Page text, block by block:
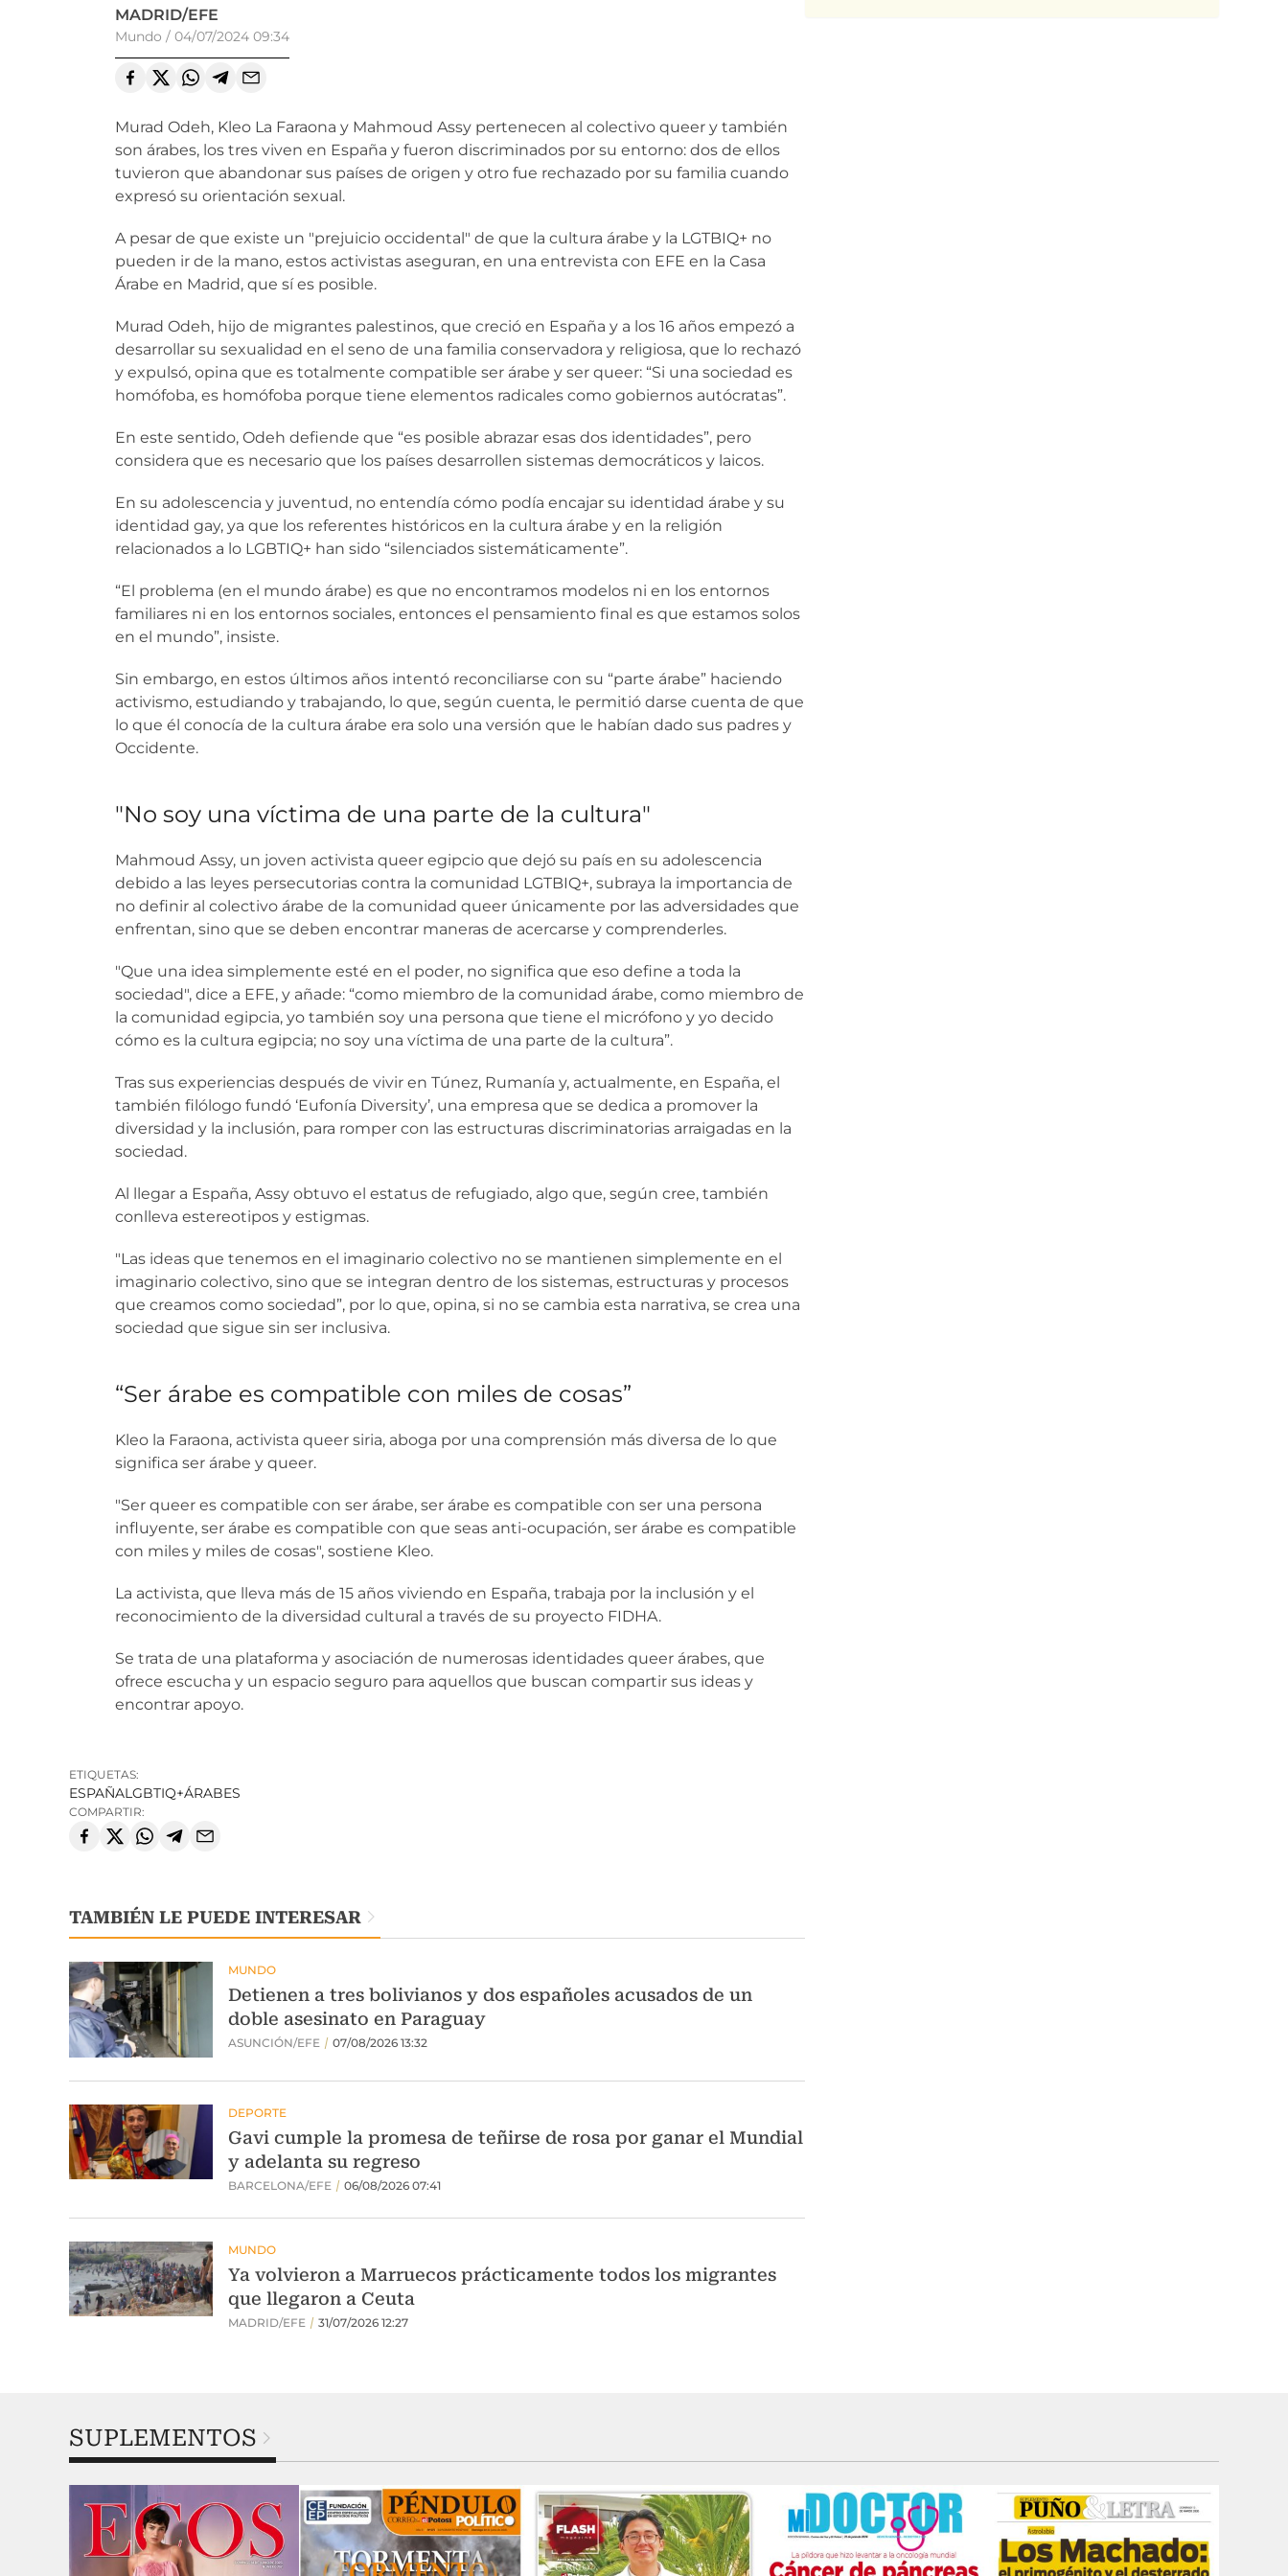
MADRID/EFE
Mundo / 04/07/2024 09:34
Murad Odeh, Kleo La Faraona y Mahmoud Assy pertenecen al colectivo queer y también
son árabes, los tres viven en España y fueron discriminados por su entorno: dos de ellos
tuvieron que abandonar sus países de origen y otro fue rechazado por su familia cuando
expresó su orientación sexual.
A pesar de que existe un "prejuicio occidental" de que la cultura árabe y la LGTBIQ+ no
pueden ir de la mano, estos activistas aseguran, en una entrevista con EFE en la Casa
Árabe en Madrid, que sí es posible.
Murad Odeh, hijo de migrantes palestinos, que creció en España y a los 16 años empezó a
desarrollar su sexualidad en el seno de una familia conservadora y religiosa, que lo rechazó
y expulsó, opina que es totalmente compatible ser árabe y ser queer: “Si una sociedad es
homófoba, es homófoba porque tiene elementos radicales como gobiernos autócratas”.
En este sentido, Odeh defiende que “es posible abrazar esas dos identidades”, pero
considera que es necesario que los países desarrollen sistemas democráticos y laicos.
En su adolescencia y juventud, no entendía cómo podía encajar su identidad árabe y su
identidad gay, ya que los referentes históricos en la cultura árabe y en la religión
relacionados a lo LGBTIQ+ han sido “silenciados sistemáticamente”.
“El problema (en el mundo árabe) es que no encontramos modelos ni en los entornos
familiares ni en los entornos sociales, entonces el pensamiento final es que estamos solos
en el mundo”, insiste.
Sin embargo, en estos últimos años intentó reconciliarse con su “parte árabe” haciendo
activismo, estudiando y trabajando, lo que, según cuenta, le permitió darse cuenta de que
lo que él conocía de la cultura árabe era solo una versión que le habían dado sus padres y
Occidente.
"No soy una víctima de una parte de la cultura"
Mahmoud Assy, un joven activista queer egipcio que dejó su país en su adolescencia
debido a las leyes persecutorias contra la comunidad LGTBIQ+, subraya la importancia de
no definir al colectivo árabe de la comunidad queer únicamente por las adversidades que
enfrentan, sino que se deben encontrar maneras de acercarse y comprenderles.
"Que una idea simplemente esté en el poder, no significa que eso define a toda la
sociedad", dice a EFE, y añade: “como miembro de la comunidad árabe, como miembro de
la comunidad egipcia, yo también soy una persona que tiene el micrófono y yo decido
cómo es la cultura egipcia; no soy una víctima de una parte de la cultura”.
Tras sus experiencias después de vivir en Túnez, Rumanía y, actualmente, en España, el
también filólogo fundó ‘Eufonía Diversity’, una empresa que se dedica a promover la
diversidad y la inclusión, para romper con las estructuras discriminatorias arraigadas en la
sociedad.
Al llegar a España, Assy obtuvo el estatus de refugiado, algo que, según cree, también
conlleva estereotipos y estigmas.
"Las ideas que tenemos en el imaginario colectivo no se mantienen simplemente en el
imaginario colectivo, sino que se integran dentro de los sistemas, estructuras y procesos
que creamos como sociedad”, por lo que, opina, si no se cambia esta narrativa, se crea una
sociedad que sigue sin ser inclusiva.
“Ser árabe es compatible con miles de cosas”
Kleo la Faraona, activista queer siria, aboga por una comprensión más diversa de lo que
significa ser árabe y queer.
"Ser queer es compatible con ser árabe, ser árabe es compatible con ser una persona
influyente, ser árabe es compatible con que seas anti-ocupación, ser árabe es compatible
con miles y miles de cosas", sostiene Kleo.
La activista, que lleva más de 15 años viviendo en España, trabaja por la inclusión y el
reconocimiento de la diversidad cultural a través de su proyecto FIDHA.
Se trata de una plataforma y asociación de numerosas identidades queer árabes, que
ofrece escucha y un espacio seguro para aquellos que buscan compartir sus ideas y
encontrar apoyo.
ETIQUETAS:
ESPAÑALGBTIQ+ÁRABES
COMPARTIR:
TAMBIÉN LE PUEDE INTERESAR
SUPLEMENTOS